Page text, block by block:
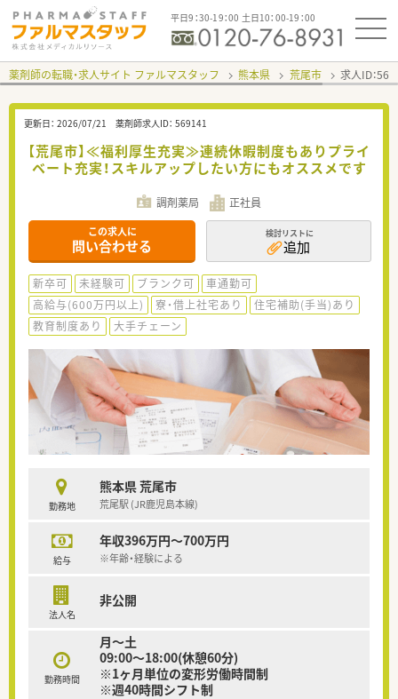
平日9：30-19：00 土日10：00-19：00
薬剤師の転職・求人サイト ファルマスタッフ 熊本県 荒尾市 求人ID：
更新日： 2026/07/21 薬剤師求人ID： 569141
【荒尾市】≪福利厚生充実≫連続休暇制度もありプライ
ベート充実！スキルアップしたい方にもオススメです
調剤薬局 正社員
この求人に
問い合わせる
検討リストに
追加
新卒可 未経験可 ブランク可
車通勤可
高給与(600万円以上)
寮・借上社宅あり
住宅補助(手当)あり
教育制度あり
大手チェーン
勤務地
熊本県 荒尾市
荒尾駅 (JR鹿児島本線)
給与
年収396万円～700万円
※年齢・経験による
法人名
非公開
勤務時間
月～土
09:00～18:00(休憩60分)
※1ヶ月単位の変形労働時間制
※週40時間シフト制